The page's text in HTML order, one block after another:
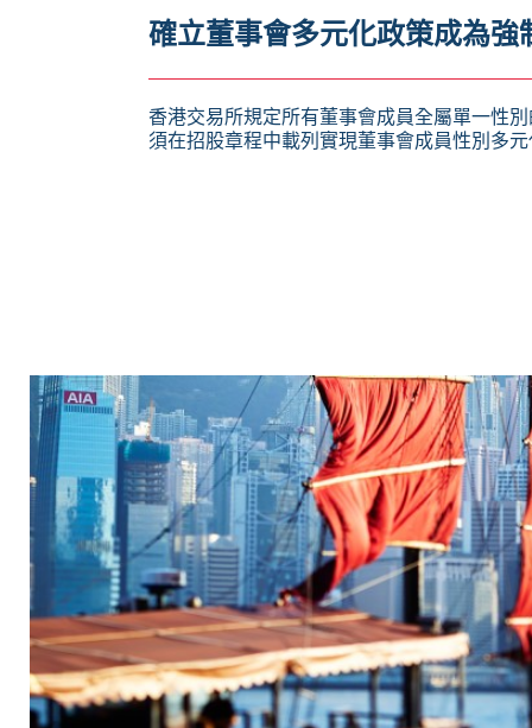
確立董事會多元化政策成為強
香港交易所規定所有董事會成員全屬單一性
須在招股章程中載列實現董事會成員性別多